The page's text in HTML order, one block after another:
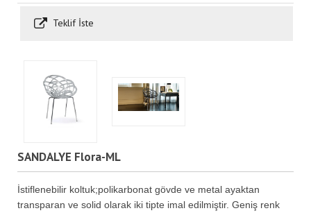
Teklif İste
SANDALYE Flora-ML
İstiflenebilir koltuk;polikarbonat gövde ve metal ayaktan
transparan ve solid olarak iki tipte imal edilmiştir. Geniş renk